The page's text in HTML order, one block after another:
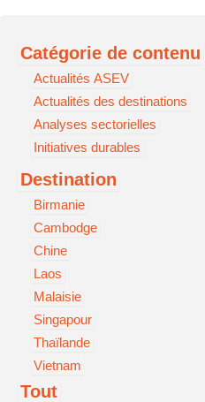
Catégorie de contenu
Actualités ASEV
Actualités des destinations
Analyses sectorielles
Initiatives durables
Destination
Birmanie
Cambodge
Chine
Laos
Malaisie
Singapour
Thaïlande
Vietnam
Tout